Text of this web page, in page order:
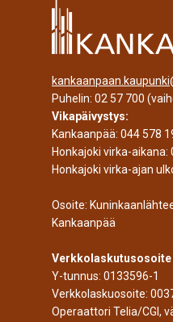
Puhelin: 02 57 700
Vikapäivystys:
Kankaanpää: 044 578
Honkajoki virka-aikana:
Honkajoki virka-ajan
Osoite:
Kankaanpää
Verkkolaskutusosoite
Y-tunnus: 0133596-1
Verkkolaskuosoite:
Operaattori Telia/CGI,